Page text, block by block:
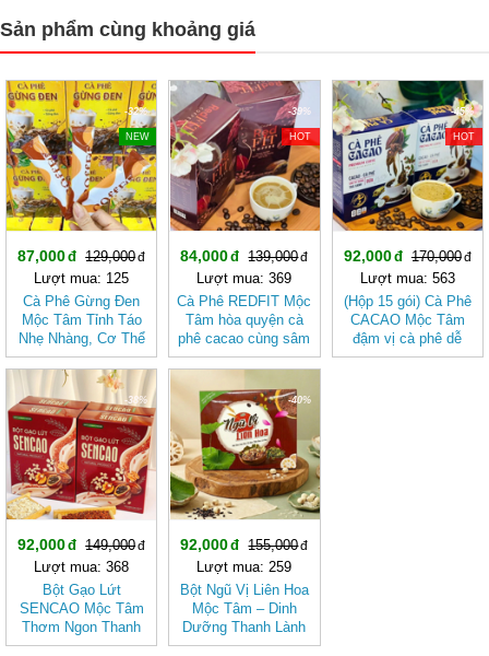
Sản phẩm cùng khoảng giá
-32%
NEW
87,000
129,000
Lượt mua: 125
Cà Phê Gừng Đen
Mộc Tâm Tỉnh Táo
Nhẹ Nhàng, Cơ Thể
Thoải Mái
-39%
HOT
84,000
139,000
Lượt mua: 369
Cà Phê REDFIT Mộc
Tâm hòa quyện cà
phê cacao cùng sâm
và củ dền dễ uống
-45%
HOT
92,000
170,000
Lượt mua: 563
(Hộp 15 gói) Cà Phê
CACAO Mộc Tâm
đậm vị cà phê dễ
uống
-38%
92,000
149,000
Lượt mua: 368
Bột Gạo Lứt
SENCAO Mộc Tâm
Thơm Ngon Thanh
Nhẹ, Phù Hợp Ăn
-40%
92,000
155,000
Lượt mua: 259
Bột Ngũ Vị Liên Hoa
Mộc Tâm – Dinh
Dưỡng Thanh Lành
Từ Gạo Lứt Và Hạt